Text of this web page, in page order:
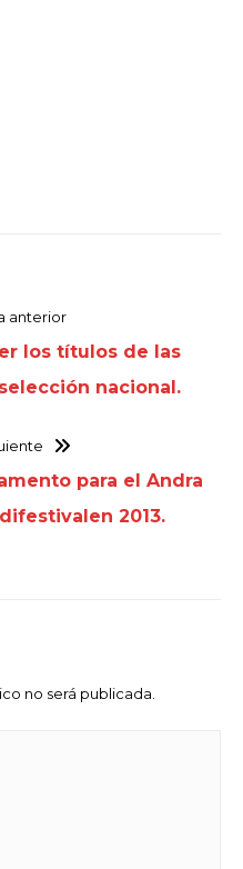
anterior
los títulos de las
nacional.
para el Andra
2013.
no será publicada.